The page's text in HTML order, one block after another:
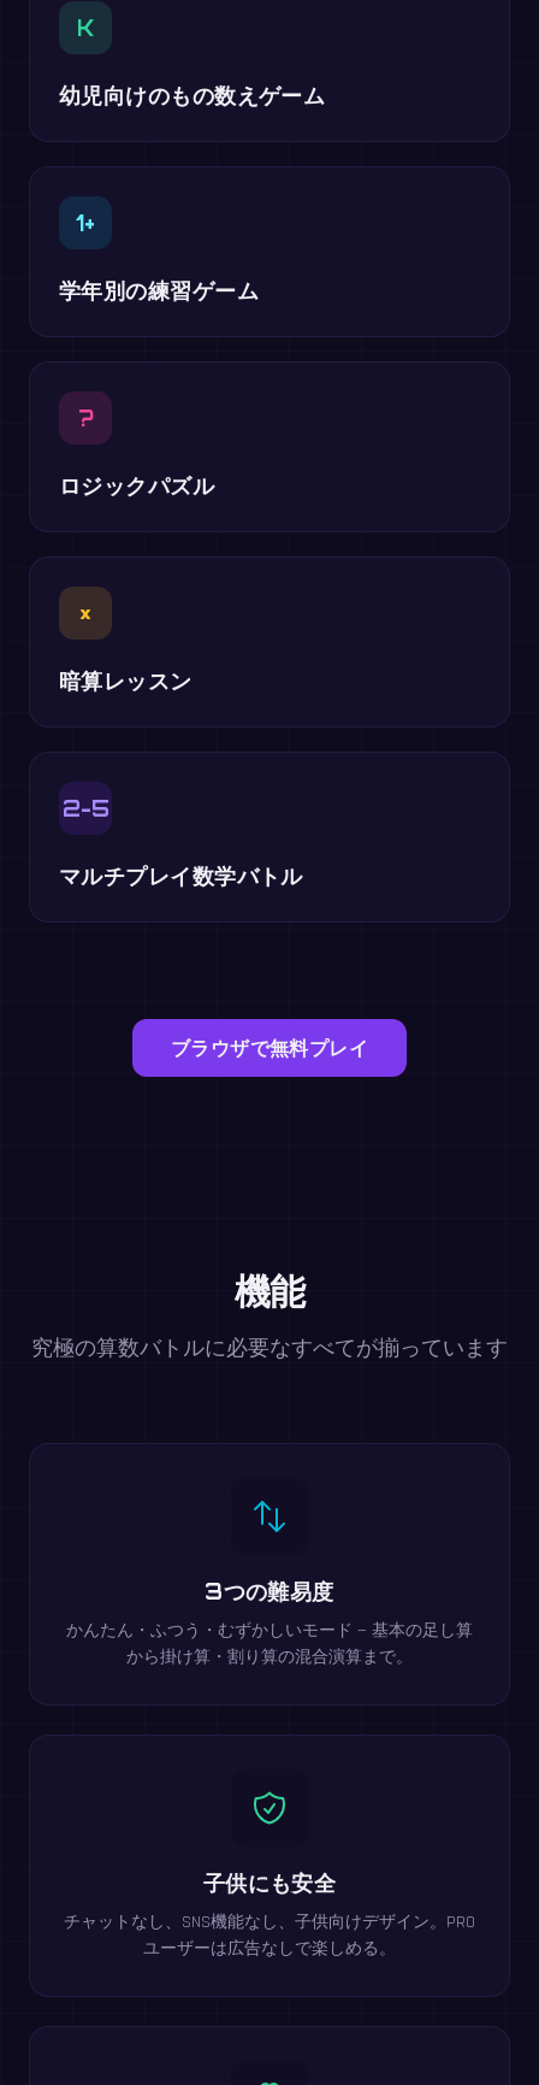
K
幼児向けのもの数えゲーム
1+
学年別の練習ゲーム
?
ロジックパズル
×
暗算レッスン
2-5
マルチプレイ数学バトル
ブラウザで無料プレイ
機能
究極の算数バトルに必要なすべてが揃っています
3つの難易度
かんたん・ふつう・むずかしいモード — 基本の足し算
から掛け算・割り算の混合演算まで。
子供にも安全
チャットなし、SNS機能なし、子供向けデザイン。PRO
ユーザーは広告なしで楽しめる。